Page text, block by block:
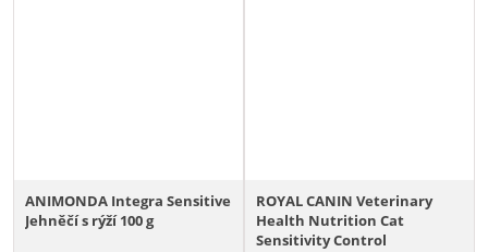
ANIMONDA Integra Sensitive
Jehněčí s rýží 100 g
ROYAL CANIN Veterinary
Health Nutrition Cat
Sensitivity Control